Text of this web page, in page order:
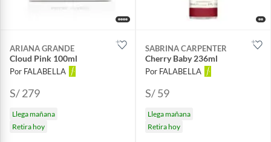
ARIANA GRANDE
Cloud Pink 100ml
Por FALABELLA
S/ 279
Llega mañana
Retira hoy
SABRINA CARPENTER
Cherry Baby 236ml
Por FALABELLA
S/ 59
Llega mañana
Retira hoy